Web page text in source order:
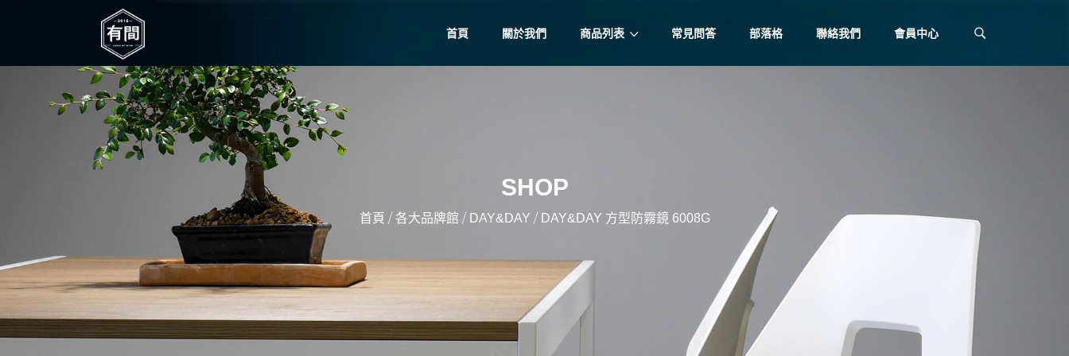
首頁 關於我們 商品列表 常見問答 部落格 聯絡我們 會員中心
SHOP
首頁 / 各大品牌館 / DAY&DAY / DAY&DAY 方型防霧鏡 6008G